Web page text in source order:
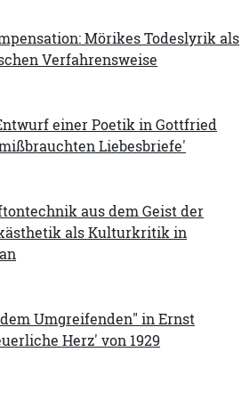
Mörikes Todeslyrik als
Verfahrensweise
einer Poetik in Gottfried
Liebesbriefe'
aus dem Geist der
als Kulturkritik in
Umgreifenden" in Ernst
Herz' von 1929